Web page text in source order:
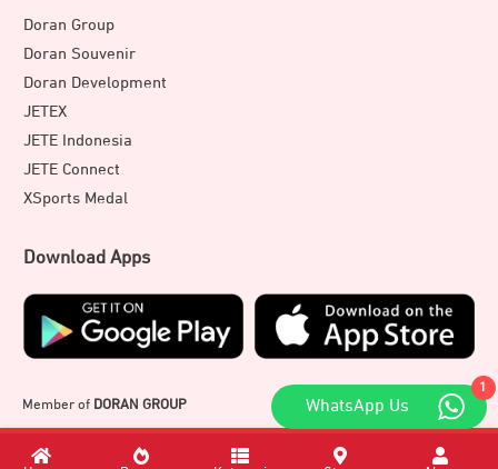
Doran Group
Doran Souvenir
Doran Development
JETEX
JETE Indonesia
JETE Connect
XSports Medal
Download Apps
Member of DORAN GROUP
1
WhatsApp Us